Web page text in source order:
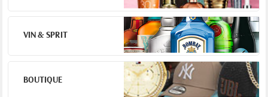
VIN & SPRIT
BOUTIQUE